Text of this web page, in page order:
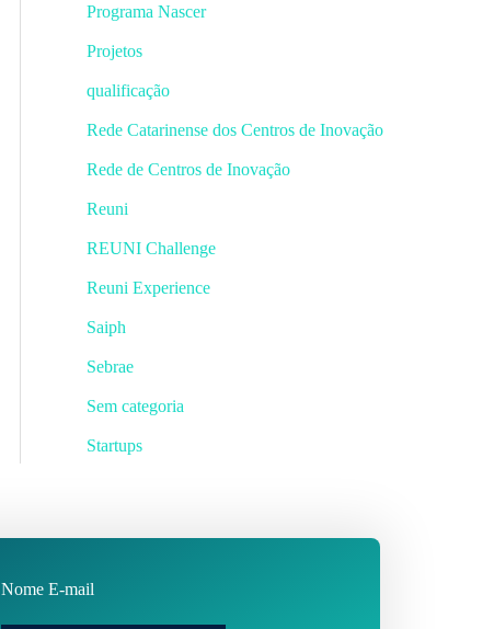
Programa Nascer
Projetos
qualificação
Rede Catarinense dos Centros de Inovação
Rede de Centros de Inovação
Reuni
REUNI Challenge
Reuni Experience
Saiph
Sebrae
Sem categoria
Startups
Nome E-mail